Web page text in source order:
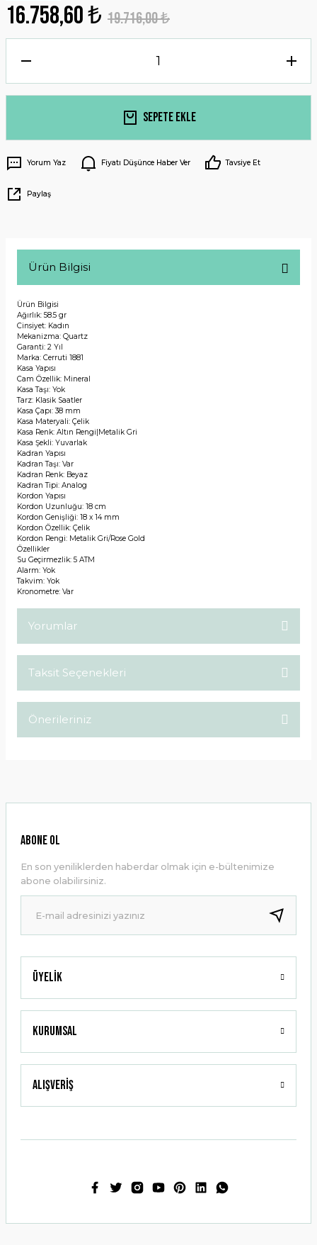
16.758,60 ₺ 19.716,00 ₺
Sepete Ekle
Yorum Yaz Fiyatı Düşünce Haber Ver Tavsiye Et
Paylaş
Ürün Bilgisi
Ürün Bilgisi
Ağırlık: 58.5 gr
Cinsiyet: Kadın
Mekanizma: Quartz
Garanti: 2 Yıl
Marka: Cerruti 1881
Kasa Yapısı
Cam Özellik: Mineral
Kasa Taşı: Yok
Tarz: Klasik Saatler
Kasa Çapı: 38 mm
Kasa Materyali: Çelik
Kasa Renk: Altın Rengi|Metalik Gri
Kasa Şekli: Yuvarlak
Kadran Yapısı
Kadran Taşı: Var
Kadran Renk: Beyaz
Kadran Tipi: Analog
Kordon Yapısı
Kordon Uzunluğu: 18 cm
Kordon Genişliği: 18 x 14 mm
Kordon Özellik: Çelik
Kordon Rengi: Metalik Gri/Rose Gold
Özellikler
Su Geçirmezlik: 5 ATM
Alarm: Yok
Takvim: Yok
Kronometre: Var
Yorumlar
Taksit Seçenekleri
Önerileriniz
Ürün resmi kalitesiz, bozuk veya görüntülenemiyor.
Ürün bilgilerinde hatalar bulunuyor.
Ürün fiyatı diğer sitelerden daha pahalı.
Bu ürüne benzer farklı alternatifler olmalı.
Gönder
Üyelik
Kurumsal
Alışveriş
ABONE OL
En son yeniliklerden haberdar olmak için e-bültenimize
abone olabilirsiniz.